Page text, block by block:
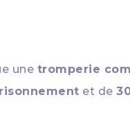
une tromperie
et de